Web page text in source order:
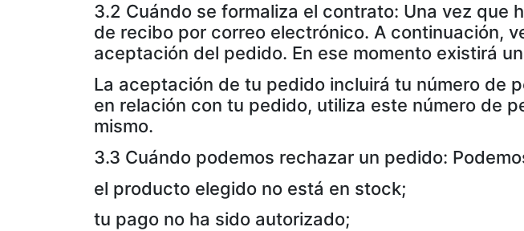
3.2 Cuándo se formaliza el contrato: Una vez que
de recibo por correo electrónico. A continuación,
aceptación del pedido. En ese momento existirá
La aceptación de tu pedido incluirá tu número de
en relación con tu pedido, utiliza este número de
mismo.
3.3 Cuándo podemos rechazar un pedido:
el producto elegido no está en stock;
tu pago no ha sido autorizado;